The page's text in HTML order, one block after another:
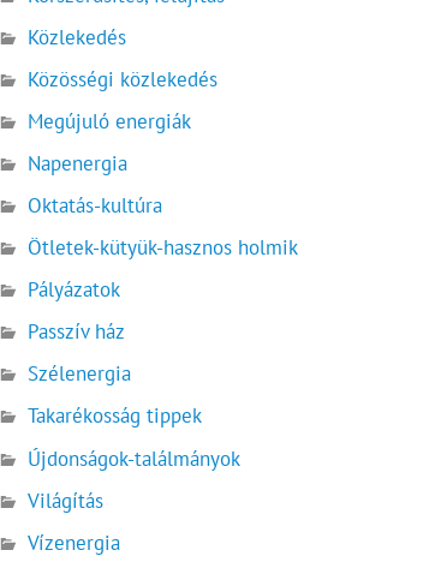
Közlekedés
Közösségi közlekedés
Megújuló energiák
Napenergia
Oktatás-kultúra
Ötletek-kütyük-hasznos holmik
Pályázatok
Passzív ház
Szélenergia
Takarékosság tippek
Újdonságok-találmányok
Világítás
Vízenergia